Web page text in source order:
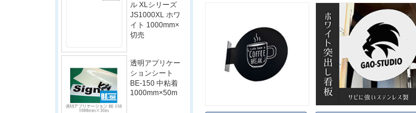
ル XLシリーズ
JS1000XL ホワ
イト 1000mm×
切売
透明アプリケー
ションシート
BE-150 中粘着
1000mm×50m